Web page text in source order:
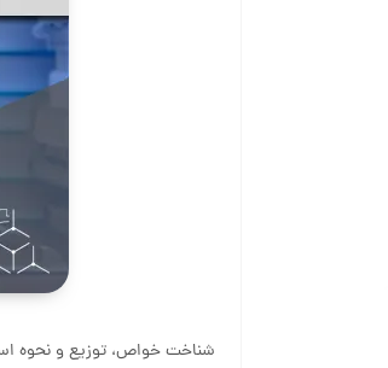
شناخت خواص، توزیع و نحوه